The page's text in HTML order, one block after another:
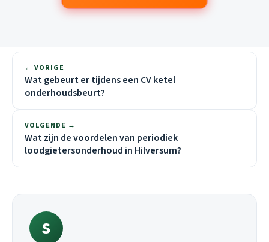
← VORIGE
Wat gebeurt er tijdens een CV ketel
onderhoudsbeurt?
VOLGENDE →
Wat zijn de voordelen van periodiek
loodgietersonderhoud in Hilversum?
S